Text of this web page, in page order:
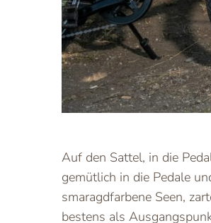
Auf den Sattel, in die
gemütlich in die Pedale
smaragdfarbene Seen,
bestens als